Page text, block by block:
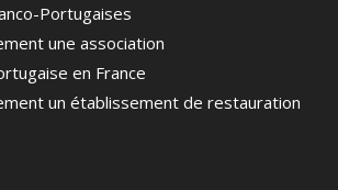
Portugaises
une association
en France
un établissement de restauration